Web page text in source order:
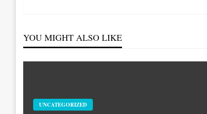
YOU MIGHT ALSO LIKE
UNCATEGORIZED